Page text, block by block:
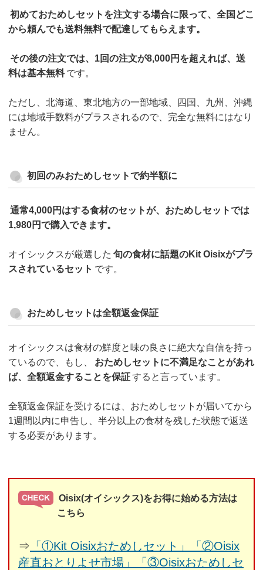
初めておためしセットを注文する場合に限って、全国どこ
から頼んでも送料無料で配達してもらえます。
その後の注文では、1回の注文が8,000円を超えれば、送
料は基本無料 です。
ただし、北海道、東北地方の一部地域、四国、九州、沖縄
には地域手数料がプラスされるので、完全な無料にはなり
ません。
初回のみおためしセットで約半額に
通常4,000円はする食材のセットが、おためしセットでは
1,980円で購入できます。
オイシックスが厳選した 旬の食材に話題のKit Oisixがプラ
スされているセット です。
おためしセットは全額返金保証
オイシックスは食材の鮮度と味の良さに絶大な自信を持っ
ているので、もし、
おためしセットに不満足なことがあれ
ば、全額返金することを保証すると言っています。
全額返金保証を受けるには、おためしセットが届いてから
1週間以内に申告し、半分以上の食材を残した状態で返送
する必要があります。
Oisix(オイシックス)をお得に始める方法は
こちら
⇒ 「①Kit Oisixおためしセット」「②Oisix
産直おとりよせ市場」「③Oisixおためしセ